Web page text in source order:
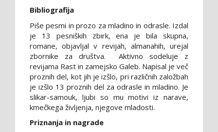
Bibliografija
Piše pesmi in prozo za mladino in odrasle. Izdal
je 13 pesniških zbirk, ena je bila skupna,
romane, objavljal v revijah, almanahih, urejal
zbornike za društva. Aktivno sodeluje z
revijama Rast in zamejsko Galeb. Napisal je več
proznih del, kot jih je izšlo, pri različnih založbah
je izšlo 13 proznih del za odrasle in mladino. Je
slikar-samouk, ljubi so mu motivi iz narave,
kmečkega življenja, njegove mladosti.
Priznanja in nagrade